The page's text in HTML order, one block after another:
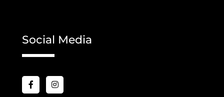
Social Media